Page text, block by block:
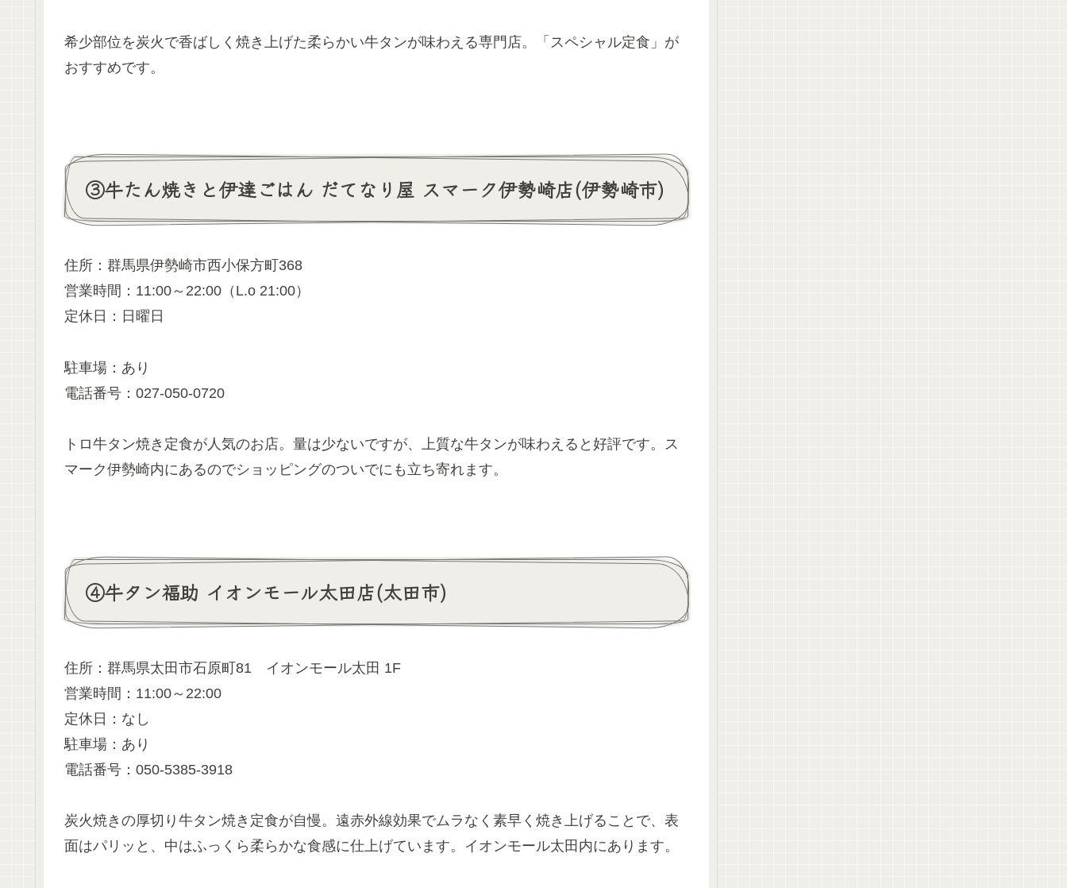
希少部位を炭火で香ばしく焼き上げた柔らかい牛タンが味わえる専門店。「スペシャル定食」が
おすすめです。
③牛たん焼きと伊達ごはん だてなり屋 スマーク伊勢崎店(伊勢崎市)
住所：群馬県伊勢崎市西小保方町368
営業時間：11:00～22:00（L.o 21:00）
定休日：日曜日
駐車場：あり
電話番号：027-050-0720
トロ牛タン焼き定食が人気のお店。量は少ないですが、上質な牛タンが味わえると好評です。ス
マーク伊勢崎内にあるのでショッピングのついでにも立ち寄れます。
④牛タン福助 イオンモール太田店(太田市)
住所：群馬県太田市石原町81 イオンモール太田 1F
営業時間：11:00～22:00
定休日：なし
駐車場：あり
電話番号：050-5385-3918
炭火焼きの厚切り牛タン焼き定食が自慢。遠赤外線効果でムラなく素早く焼き上げることで、表
面はパリッと、中はふっくら柔らかな食感に仕上げています。イオンモール太田内にあります。